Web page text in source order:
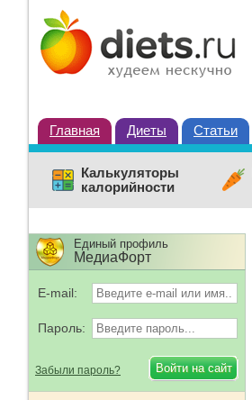
Главная Диеты Статьи
Калькуляторы
калорийности
Единый профиль
МедиаФорт
E-mail:
Пароль:
Забыли пароль?